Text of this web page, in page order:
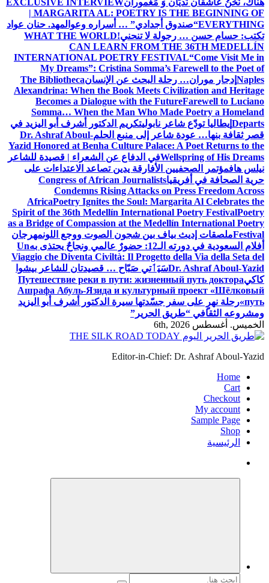
هُناك، نَحْنُ عاشقان نَديّان وَ مَغْمورانEXCLUSIVE INTERVIEW
| MARGARITA AL: POETRY IS THE BEGINNING OF
EVERYTHING“صندوق أجدادي” … أسراره وعوالمهد. حنان عواد
تكتب: حسام حسن … رجولة لا تنحني!WHAT THE WORLD
CAN LEARN FROM THE 36TH MEDELLÍN
INTERNATIONAL POETRY FESTIVAL“Come Visit Me in
My Dreams”: Cristina Somma’s Farewell to the Poet of
Naples إدجار موران… رحلة البحث عن الإنسانThe Bibliotheca
Alexandrina: When the Book Meets Civilization and Heritage
Becomes a Dialogue with the FutureFarewell to Luciano
Somma… When the Man Who Made Poetry a Homeland
Departs إيطاليا تودّع شاعر نابوليتكريم الدكتور أشرف أبو اليزيد في
قصر ثقافة بنها… عودة شاعر إلى منبع الحلمDr. Ashraf Aboul-
Yazid Honored at Benha Culture Palace: A Poet Returns to the
Wellspring of His Dreamsفي الدفاع عن الشعراء | قصيدة للشاعر
نيلس هافمؤتمر الصحفيين الأفارقة يدين تصاعد الاعتداءات على
حرية الصحافة في أفريقياCongress of African Journalists
Condemns Rising Attacks on Press Freedom Across
AfricaPoetry Ignites the Soul: Margarita Al Celebrates the
Spirit of the 36th Medellín International Poetry FestivalPoetry
as a Bridge of Compassion at the Medellín International Poetry
Festivalملصقات إديث بياف بين شجون الصوت ووجع اللونمهرجان
أفلام السعودية في دورته الـ12: حضورٌ عالمي ونجاحٌ يحتذى به
Un
Viaggio che Diventa Civiltà: Il Progetto della Via della Seta del
Dr. Ashraf Aboul-Yazidسَيَٲتي صَبّاح … قصيدتان للشاعر بيشوا
كاكيПутешествие реки в пути: жизненный путь доктора
Ашрафа Абуль-Язида и культурный проект «Шёлковый
путь» رحلة نهرٍ على سفر جسّدتها سيرة الدكتور أشرف أبو اليزيد
ومشروعه الثقافي “طريق الحرير”
الخميس. أغسطس 6th, 2026
Editor-in-Chief: Dr. Ashraf Aboul-Yazid
Home
Cart
Checkout
My account
Sample Page
Shop
الرئيسية
البحث